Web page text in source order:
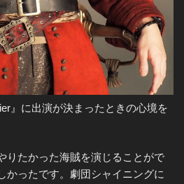
』に出演が決まったときの心境を
りたかった海賊を演じることがで
かったです。劇団シャイニングに